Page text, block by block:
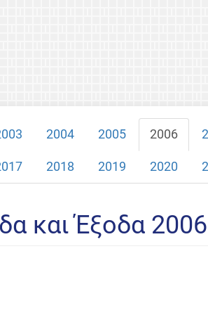
2004 2005 2006
2018 2019 2020
και Έξοδα 2006